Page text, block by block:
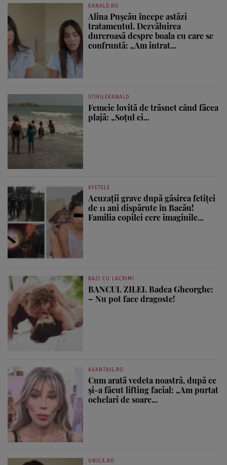
KANALD.RO
Alina Pușcău începe astăzi
tratamentul. Dezvăluirea
dureroasă despre boala cu care se
confruntă: „Am intrat...
STIRILEKANALD
Femeie lovită de trăsnet când făcea
plajă: „Soțul ei...
KFETELE
Acuzații grave după găsirea fetiței
de 11 ani dispărute în Bacău!
Familia copilei cere imaginile...
RAZI CU LACRIMI
BANCUL ZILEI. Badea Gheorghe:
– Nu pot face dragoste!
AVANTAJE.RO
Cum arată vedeta noastră, după ce
și-a făcut lifting facial: „Am purtat
ochelari de soare...
UNICA.RO